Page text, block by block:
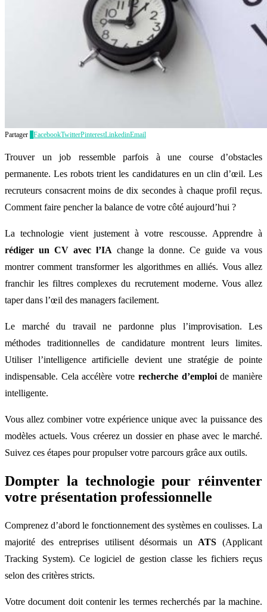
Partager FacebookTwitterPinterestLinkedinEmail
Trouver un job ressemble parfois à une course d’obstacles
permanente. Les robots trient les candidatures en un clin d’œil. Les
recruteurs consacrent moins de dix secondes à chaque profil reçus.
Comment faire pencher la balance de votre côté aujourd’hui ?
La technologie vient justement à votre rescousse. Apprendre à
rédiger un CV avec l’IA change la donne. Ce guide va vous
montrer comment transformer les algorithmes en alliés. Vous allez
franchir les filtres complexes du recrutement moderne. Vous allez
taper dans l’œil des managers facilement.
Le marché du travail ne pardonne plus l’improvisation. Les
méthodes traditionnelles de candidature montrent leurs limites.
Utiliser l’intelligence artificielle devient une stratégie de pointe
indispensable. Cela accélère votre recherche d’emploide manière
intelligente.
Vous allez combiner votre expérience unique avec la puissance des
modèles actuels. Vous créerez un dossier en phase avec le marché.
Suivez ces étapes pour propulser votre parcours grâce aux outils.
Dompter la technologie pour réinventer
votre présentation professionnelle
Comprenez d’abord le fonctionnement des systèmes en coulisses. La
majorité des entreprises utilisent désormais un ATS (Applicant
Tracking System). Ce logiciel de gestion classe les fichiers reçus
selon des critères stricts.
Votre document doit contenir les termes recherchés par la machine.